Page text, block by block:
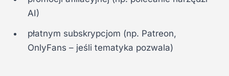
AI)
płatnym subskrypcjom (np. Patreon,
OnlyFans – jeśli tematyka pozwala)